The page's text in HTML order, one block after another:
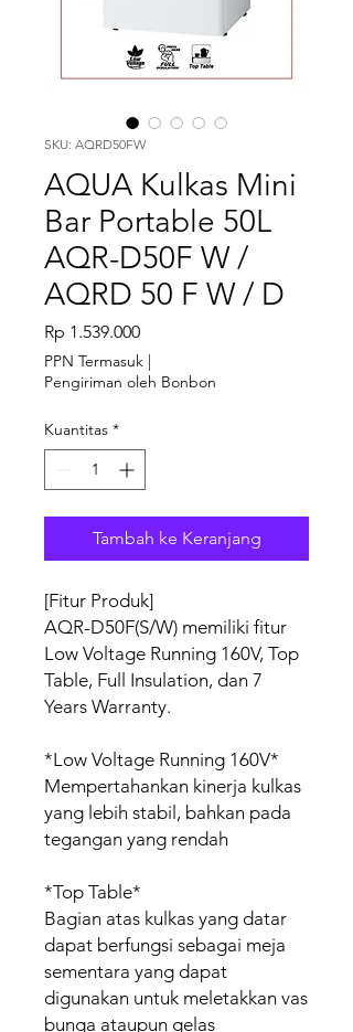
SKU: AQRD50FW
AQUA Kulkas Mini
Bar Portable 50L
AQR-D50F W /
AQRD 50 F W / D
Rp 1.539.000Harga
PPN Termasuk |
Pengiriman oleh Bonbon
Kuantitas *
Tambah ke Keranjang
[Fitur Produk]
AQR-D50F(S/W) memiliki fitur
Low Voltage Running 160V, Top
Table, Full Insulation, dan 7
Years Warranty.
*Low Voltage Running 160V*
Mempertahankan kinerja kulkas
yang lebih stabil, bahkan pada
tegangan yang rendah
*Top Table*
Bagian atas kulkas yang datar
dapat berfungsi sebagai meja
sementara yang dapat
digunakan untuk meletakkan vas
bunga ataupun gelas